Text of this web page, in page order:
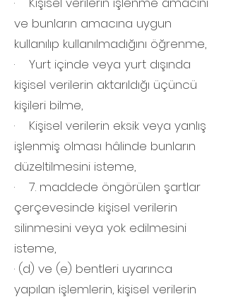
ve bunların amacına uygun
kullanılıp kullanılmadığını öğrenme,
· Yurt içinde veya yurt dışında
kişisel verilerin aktarıldığı üçüncü
kişileri bilme,
· Kişisel verilerin eksik veya yanlış
işlenmiş olması hâlinde bunların
düzeltilmesini isteme,
· 7. maddede öngörülen şartlar
çerçevesinde kişisel verilerin
silinmesini veya yok edilmesini
isteme,
· (d) ve (e) bentleri uyarınca
yapılan işlemlerin, kişisel verilerin